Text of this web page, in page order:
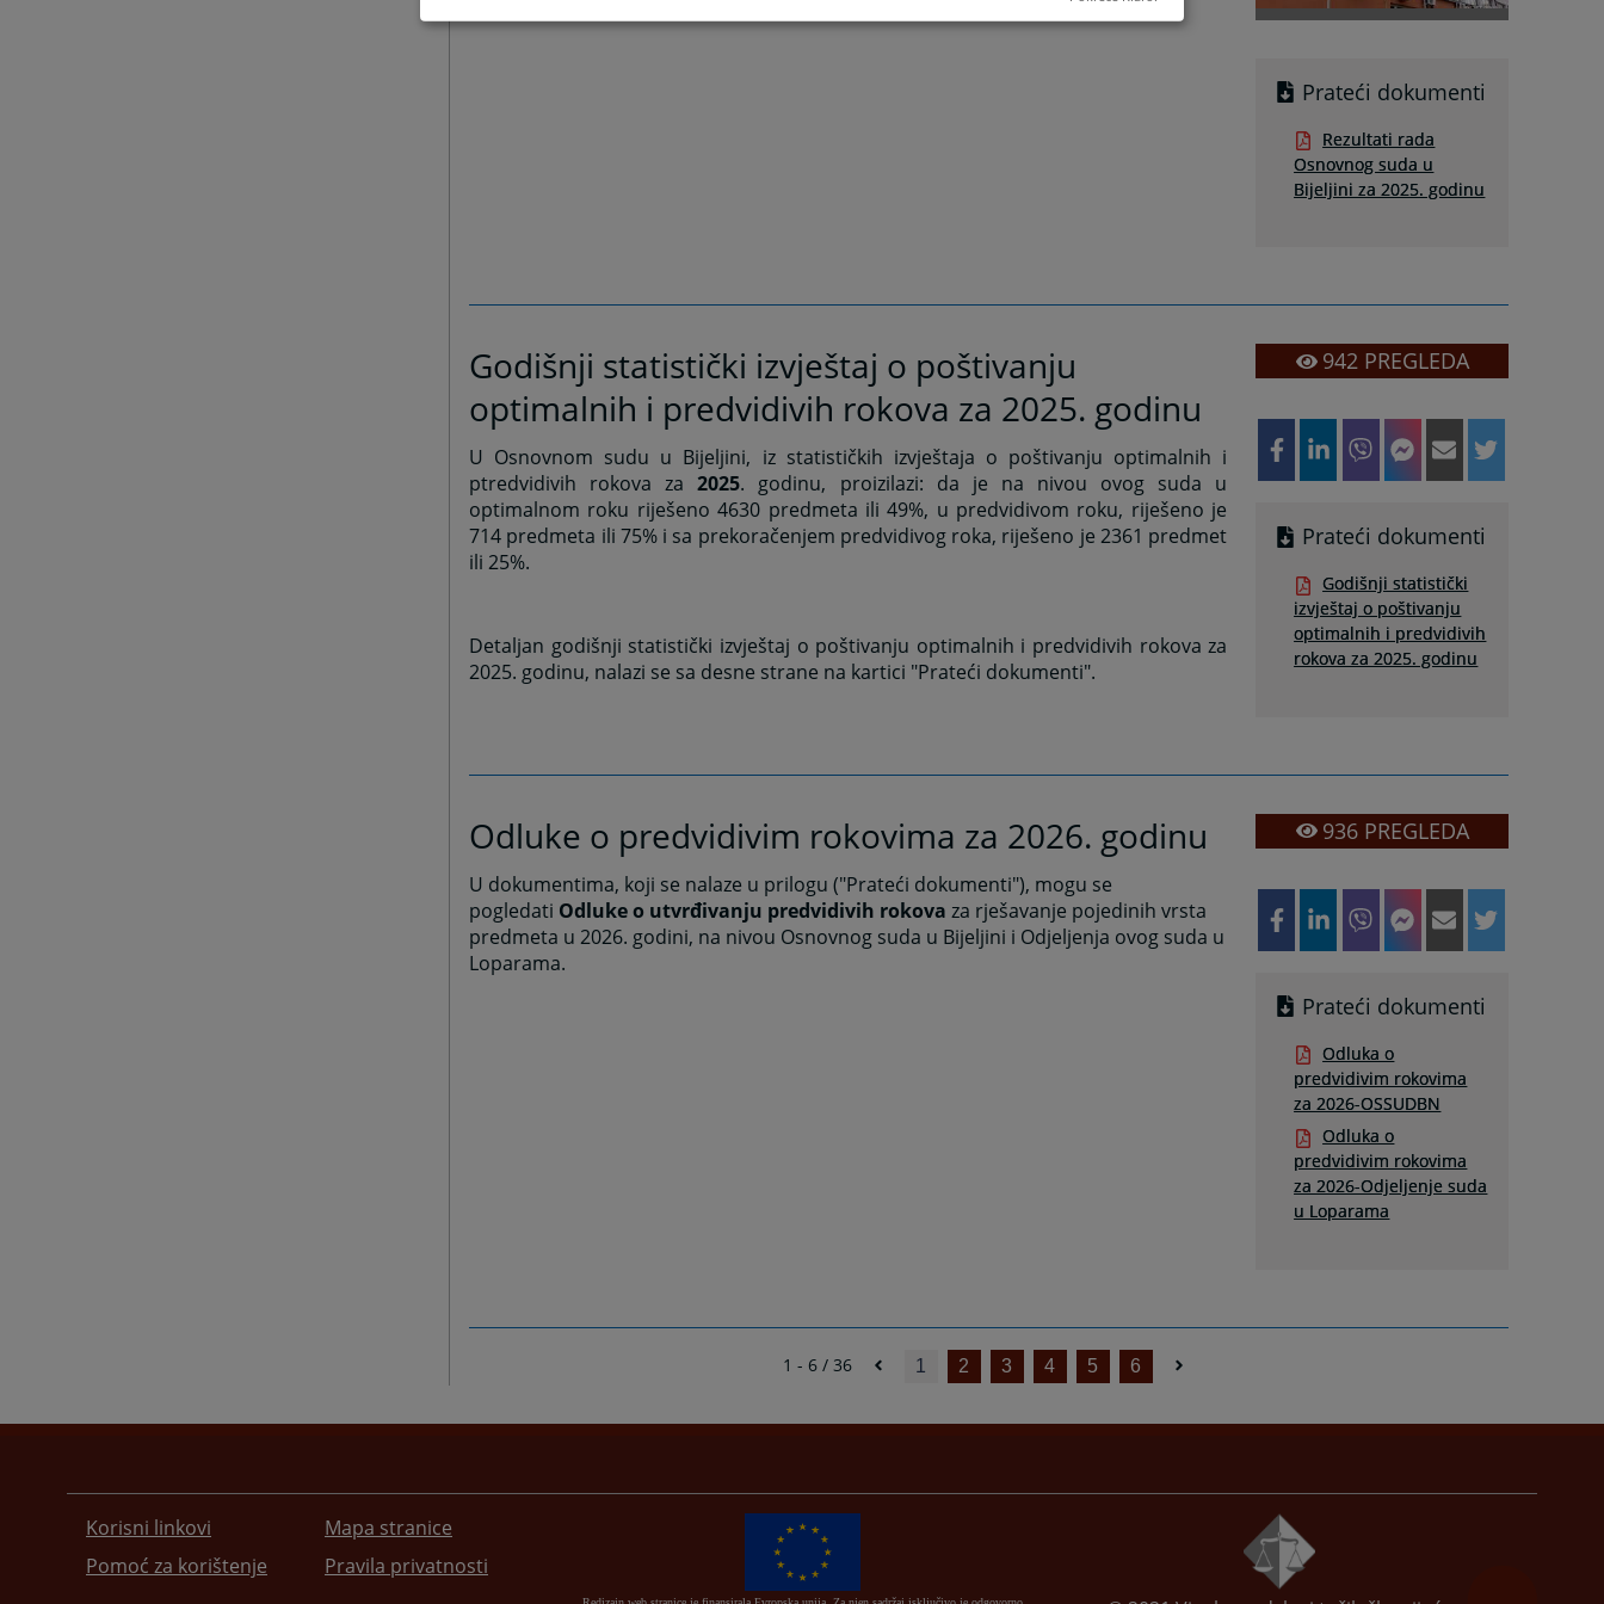
Prateći dokumenti
Rezultati rada
Osnovnog suda u
Bijeljini za 2025. godinu
Godišnji statistički izvještaj o poštivanju
optimalnih i predvidivih rokova za 2025. godinu
U Osnovnom sudu u Bijeljini, iz statističkih izvještaja o poštivanju optimalnih i
ptredvidivih rokova za 2025. godinu, proizilazi: da je na nivou ovog suda u
optimalnom roku riješeno 4630 predmeta ili 49%, u predvidivom roku, riješeno je
714 predmeta ili 75% i sa prekoračenjem predvidivog roka, riješeno je 2361 predmet
ili 25%.
Detaljan godišnji statistički izvještaj o poštivanju optimalnih i predvidivih rokova za
2025. godinu, nalazi se sa desne strane na kartici "Prateći dokumenti".
942PREGLEDA
Prateći dokumenti
Godišnji statistički
izvještaj o poštivanju
optimalnih i predvidivih
rokova za 2025. godinu
Odluke o predvidivim rokovima za 2026. godinu
U dokumentima, koji se nalaze u prilogu ("Prateći dokumenti"), mogu se
pogledati Odluke o utvrđivanju predvidivih rokova za rješavanje pojedinih vrsta
predmeta u 2026. godini, na nivou Osnovnog suda u Bijeljini i Odjeljenja ovog suda u
Loparama.
936PREGLEDA
Prateći dokumenti
Odluka o
predvidivim rokovima
za 2026-OSSUDBN
Odluka o
predvidivim rokovima
za 2026-Odjeljenje suda
u Loparama
1 - 6 / 36 1 2 3 4 5 6
Korisni linkovi
Pomoć za korištenje
Mapa stranice
Pravila privatnosti